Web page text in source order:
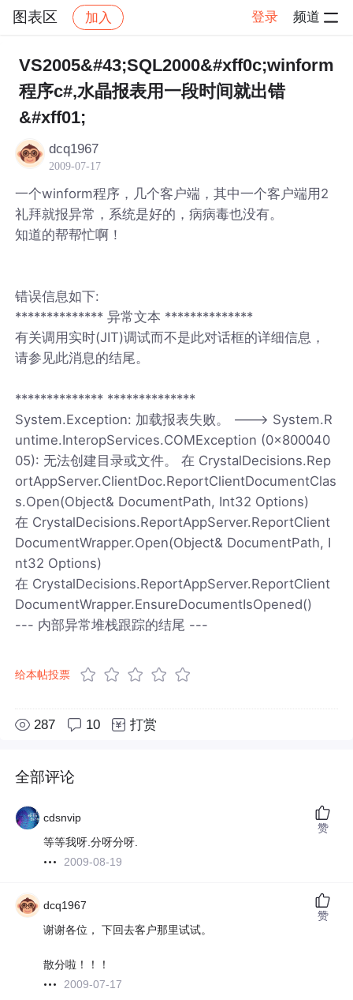
图表区 加入 登录 频道
社区 图表区
VS2005&#43;SQL2000&#xff0c;winform
程序c#,水晶报表用一段时间就出错
&#xff01;
dcq1967
2009-07-17
一个winform程序，几个客户端，其中一个客户端用2
礼拜就报异常，系统是好的，病病毒也没有。
知道的帮帮忙啊！
错误信息如下:
************** 异常文本 **************
有关调用实时(JIT)调试而不是此对话框的详细信息，
请参见此消息的结尾。
************** **************
System.Exception: 加载报表失败。 ---> System.R
untime.InteropServices.COMException (0x800040
05): 无法创建目录或文件。 在 CrystalDecisions.Rep
ortAppServer.ClientDoc.ReportClientDocumentClas
s.Open(Object& DocumentPath, Int32 Options)
在 CrystalDecisions.ReportAppServer.ReportClient
DocumentWrapper.Open(Object& DocumentPath, I
nt32 Options)
在 CrystalDecisions.ReportAppServer.ReportClient
DocumentWrapper.EnsureDocumentIsOpened()
--- 内部异常堆栈跟踪的结尾 ---
给本帖投票
287 10 打赏
全部评论
cdsnvip
等等我呀.分呀分呀.
2009-08-19
赞
dcq1967
谢谢各位， 下回去客户那里试试。
散分啦！！！
2009-07-17
赞